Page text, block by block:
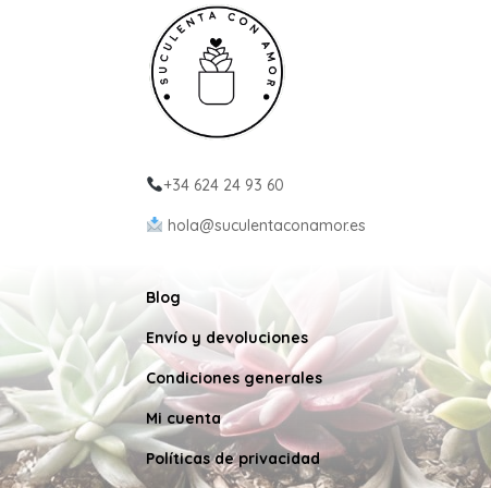
+34 624 24 93 60
hola@suculentaconamor.es
Blog
Envío y devoluciones
Condiciones generales
Mi cuenta
Políticas de privacidad